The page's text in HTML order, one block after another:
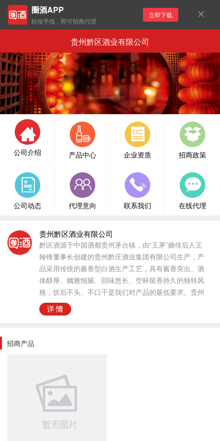
圈酒APP
轻按手指，即可招商代理
立即下载
贵州黔区酒业有限公司
公司介绍 产品中心 企业资质 招商政策
公司动态 代理意向 联系我们 在线代理
贵州黔区酒业有限公司
黔区酒源于中国酒都贵州茅台镇，由“王茅”嫡传后人王
翰锋董事长创建的贵州黔庄酒业集团有限公司生产，产
品采用传统的酱香型白酒生产工艺，具有酱香突出、酒
体醇厚、幽雅细腻、回味悠长、空杯留香持久的独特风
格，饮后不头、不口干是我们对产品的最低要求。贵州
黔区酒业有限公司，是黔区酒全国运营商。欢迎各方客
友联系加盟！
代理加盟，请留言咨询。
招商产品